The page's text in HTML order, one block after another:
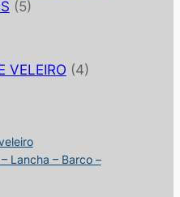
(5)
VELEIRO (4)
Lancha – Barco –